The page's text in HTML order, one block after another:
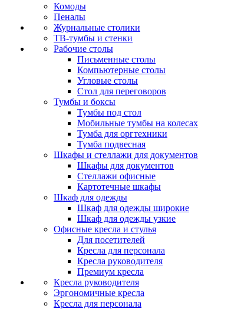
Комоды
Пеналы
Журнальные столики
ТВ‑тумбы и стенки
Рабочие столы
Письменные столы
Компьютерные столы
Угловые столы
Стол для переговоров
Тумбы и боксы
Тумбы под стол
Мобильные тумбы на колесах
Тумба для оргтехники
Тумба подвесная
Шкафы и стеллажи для документов
Шкафы для документов
Стеллажи офисные
Картотечные шкафы
Шкаф для одежды
Шкаф для одежды широкие
Шкаф для одежды узкие
Офисные кресла и стулья
Для посетителей
Кресла для персонала
Кресла руководителя
Премиум кресла
Кресла руководителя
Эргономичные кресла
Кресла для персонала